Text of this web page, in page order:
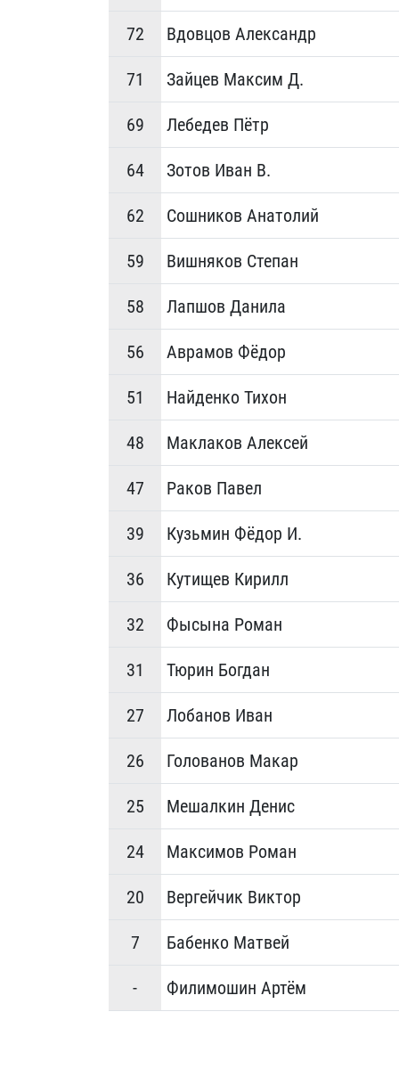
72 Вдовцов Александр
71 Зайцев Максим Д.
69 Лебедев Пётр
64 Зотов Иван В.
62 Сошников Анатолий
59 Вишняков Степан
58 Лапшов Данила
56 Аврамов Фёдор
51 Найденко Тихон
48 Маклаков Алексей
47 Раков Павел
39 Кузьмин Фёдор И.
36 Кутищев Кирилл
32 Фысына Роман
31 Тюрин Богдан
27 Лобанов Иван
26 Голованов Макар
25 Мешалкин Денис
24 Максимов Роман
20 Вергейчик Виктор
7 Бабенко Матвей
- Филимошин Артём